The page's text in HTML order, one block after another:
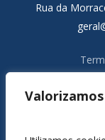
Rua da
Resolução